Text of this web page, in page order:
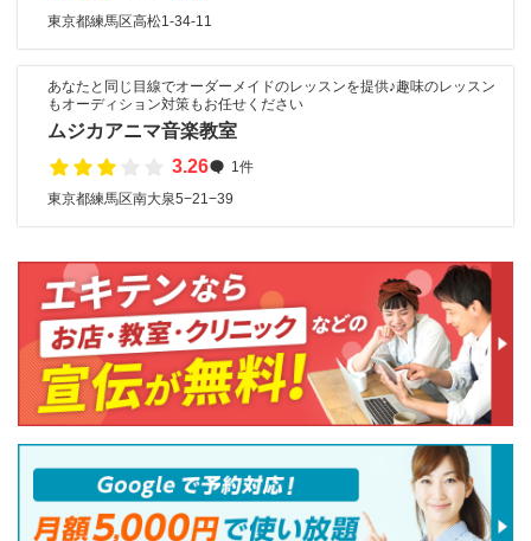
東京都練馬区高松1-34-11
あなたと同じ目線でオーダーメイドのレッスンを提供♪趣味のレッスン
もオーディション対策もお任せください
ムジカアニマ音楽教室
3.26
1件
東京都練馬区南大泉5−21−39